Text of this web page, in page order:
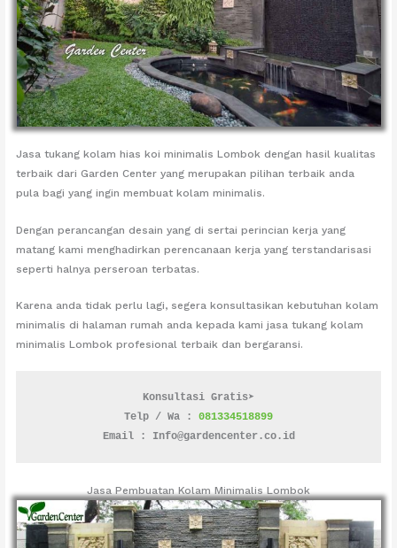
Jasa tukang kolam hias koi minimalis Lombok dengan hasil kualitas
terbaik dari Garden Center yang merupakan pilihan terbaik anda
pula bagi yang ingin membuat kolam minimalis.
Dengan perancangan desain yang di sertai perincian kerja yang
matang kami menghadirkan perencanaan kerja yang terstandarisasi
seperti halnya perseroan terbatas.
Karena anda tidak perlu lagi, segera konsultasikan kebutuhan kolam
minimalis di halaman rumah anda kepada kami jasa tukang kolam
minimalis Lombok profesional terbaik dan bergaransi.
Konsultasi Gratis➤
Telp / Wa : 081334518899
Email : Info@gardencenter.co.id
Jasa Pembuatan Kolam Minimalis Lombok